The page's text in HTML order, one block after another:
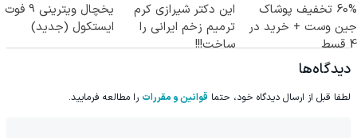
60% تخفیف پوشاک
جین وست + خرید در
4 قسط
این دکتر شیرازی کرم
ترمیم زخم ایرانی را
ساخت!!!
یخچال ویترینی 9 فوت
ایستکول (جدید)
دیدگاه‌ها
لطفا قبل از ارسال دیدگاه خود، حتما قوانین و مقررات را مطالعه فرمایید.